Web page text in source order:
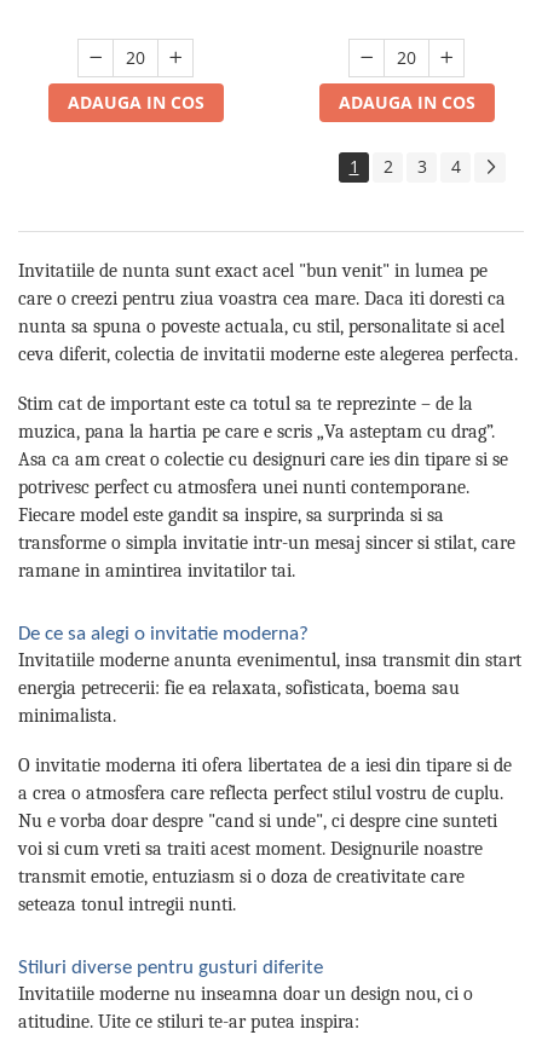
ADAUGA IN COS ADAUGA IN COS
1 2 3 4
Invitatiile de nunta sunt exact acel "bun venit" in lumea pe
care o creezi pentru ziua voastra cea mare. Daca iti doresti ca
nunta sa spuna o poveste actuala, cu stil, personalitate si acel
ceva diferit, colectia de invitatii moderne este alegerea perfecta.
Stim cat de important este ca totul sa te reprezinte – de la
muzica, pana la hartia pe care e scris „Va asteptam cu drag”.
Asa ca am creat o colectie cu designuri care ies din tipare si se
potrivesc perfect cu atmosfera unei nunti contemporane.
Fiecare model este gandit sa inspire, sa surprinda si sa
transforme o simpla invitatie intr-un mesaj sincer si stilat, care
ramane in amintirea invitatilor tai.
De ce sa alegi o invitatie moderna?
Invitatiile moderne anunta evenimentul, insa transmit din start
energia petrecerii: fie ea relaxata, sofisticata, boema sau
minimalista.
O invitatie moderna iti ofera libertatea de a iesi din tipare si de
a crea o atmosfera care reflecta perfect stilul vostru de cuplu.
Nu e vorba doar despre "cand si unde", ci despre cine sunteti
voi si cum vreti sa traiti acest moment. Designurile noastre
transmit emotie, entuziasm si o doza de creativitate care
seteaza tonul intregii nunti.
Stiluri diverse pentru gusturi diferite
Invitatiile moderne nu inseamna doar un design nou, ci o
atitudine. Uite ce stiluri te-ar putea inspira: